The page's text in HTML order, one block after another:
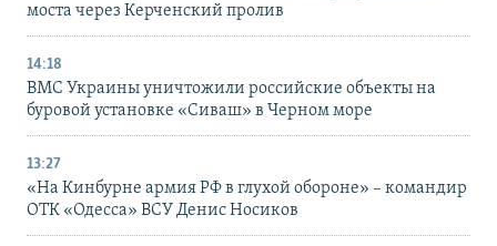
моста через Керченский пролив
14:18
ВМС Украины уничтожили российские объекты на
буровой установке «Сиваш» в Черном море
13:27
«На Кинбурне армия РФ в глухой обороне» – командир
ОТК «Одесса» ВСУ Денис Носиков